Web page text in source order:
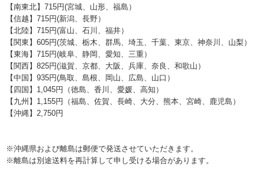
【南東北】715円(宮城、山形、福島）
【信越】715円(新潟、長野）
【北陸】715円(富山、石川、福井）
【関東】605円(茨城、栃木、群馬、埼玉、千葉、東京、神奈川、山梨）
【東海】715円(岐阜、静岡、愛知、三重）
【関西】825円(滋賀、京都、大阪、兵庫、奈良、和歌山）
【中国】935円(鳥取、島根、岡山、広島、山口）
【四国】1,045円（徳島、香川、愛媛、高知）
【九州】1,155円（福島、佐賀、長崎、大分、熊本、宮崎、鹿児島）
【沖縄】2,750円
※沖縄県および離島は郵便で発送させていただきます。
※離島は別途送料を再計算して申し受ける場合があります。